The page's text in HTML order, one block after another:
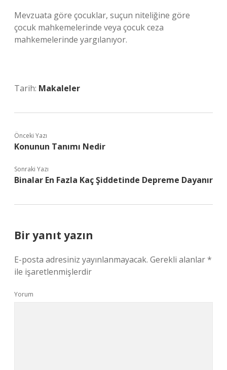
Mevzuata göre çocuklar, suçun niteliğine göre
çocuk mahkemelerinde veya çocuk ceza
mahkemelerinde yargılanıyor.
Tarih: Makaleler
Önceki Yazı
Konunun Tanımı Nedir
Sonraki Yazı
Binalar En Fazla Kaç Şiddetinde Depreme Dayanır
Bir yanıt yazın
E-posta adresiniz yayınlanmayacak. Gerekli alanlar*
ile işaretlenmişlerdir
Yorum